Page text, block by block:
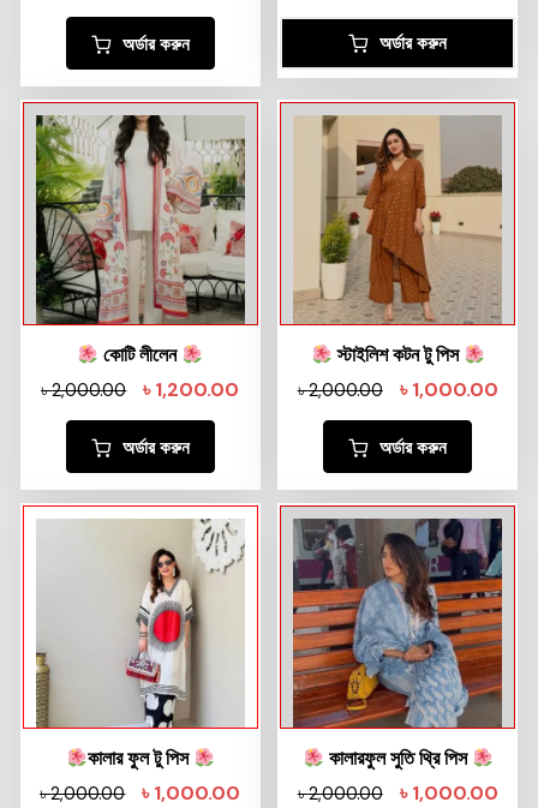
অর্ডার করুন অর্ডার করুন
কোটি লীলেন
৳2,000.00 ৳1,200.00
অর্ডার করুন
স্টাইলিশ কটন টু পিস
৳2,000.00 ৳1,000.00
অর্ডার করুন
কালার ফুল টু পিস
৳2,000.00 ৳1,000.00
কালারফুল সুতি থ্রি পিস
৳2,000.00 ৳1,000.00